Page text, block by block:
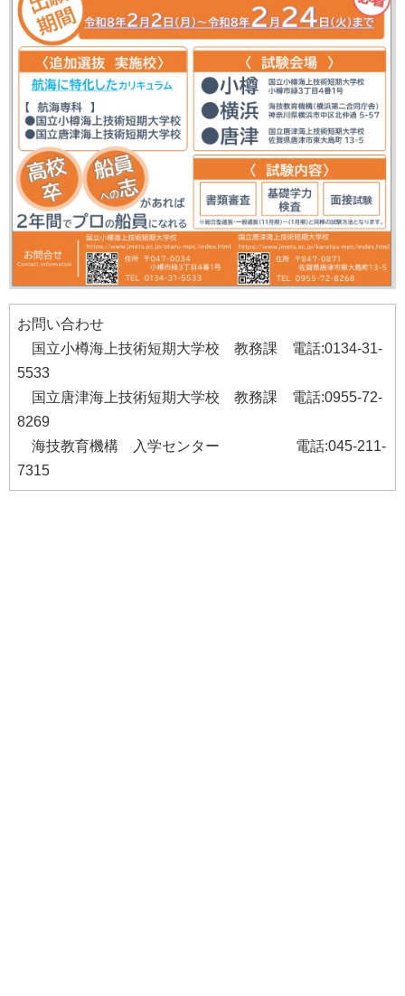
お問い合わせ
国立小樽海上技術短期大学校 教務課 電話:0134-31-
5533
国立唐津海上技術短期大学校 教務課 電話:0955-72-
8269
海技教育機構 入学センター 電話:045-211-
7315